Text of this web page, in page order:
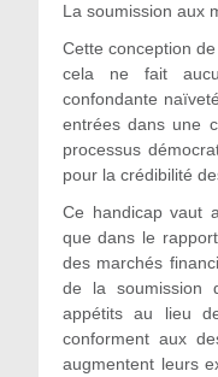
La soumission aux
Cette conception
cela ne fait
confondante
entrées dans une
processus
pour la crédibilité
Ce handicap vaut
que dans le
des marchés
de la soumission
appétits au lieu
conforment aux
augmentent leurs